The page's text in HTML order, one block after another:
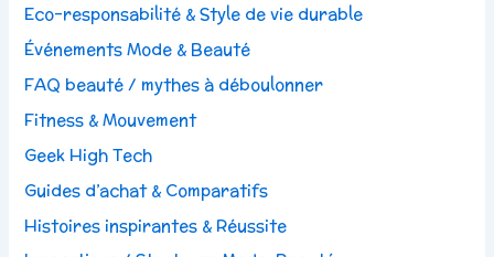
Eco-responsabilité & Style de vie durable
Événements Mode & Beauté
FAQ beauté / mythes à déboulonner
Fitness & Mouvement
Geek High Tech
Guides d’achat & Comparatifs
Histoires inspirantes & Réussite